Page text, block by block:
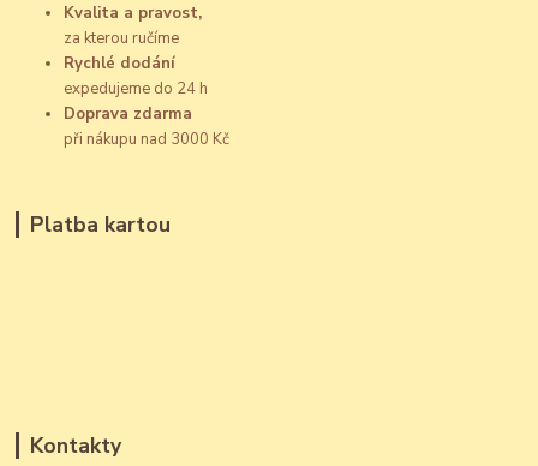
Kvalita a pravost,
za kterou ručíme
Rychlé dodání
expedujeme do 24 h
Doprava zdarma
při nákupu nad 3000 Kč
Platba kartou
Kontakty